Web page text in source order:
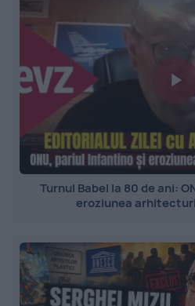
Turnul Babel la 80 de ani:
eroziunea